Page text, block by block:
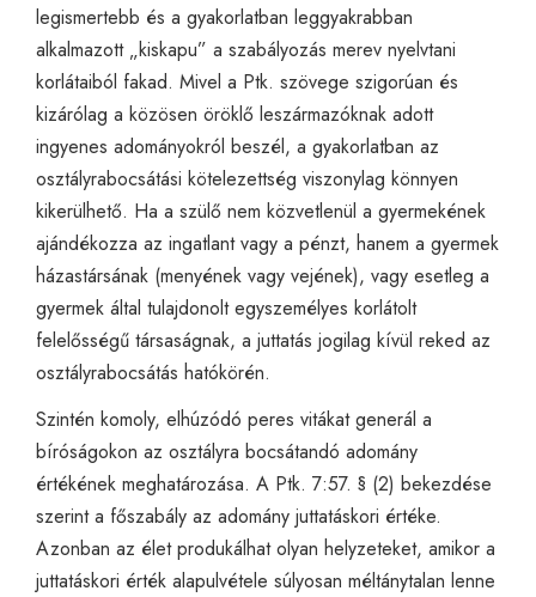
legismertebb és a gyakorlatban leggyakrabban
alkalmazott „kiskapu” a szabályozás merev nyelvtani
korlátaiból fakad. Mivel a Ptk. szövege szigorúan és
kizárólag a közösen öröklő leszármazóknak adott
ingyenes adományokról beszél, a gyakorlatban az
osztályrabocsátási kötelezettség viszonylag könnyen
kikerülhető. Ha a szülő nem közvetlenül a gyermekének
ajándékozza az ingatlant vagy a pénzt, hanem a gyermek
házastársának (menyének vagy vejének), vagy esetleg a
gyermek által tulajdonolt egyszemélyes korlátolt
felelősségű társaságnak, a juttatás jogilag kívül reked az
osztályrabocsátás hatókörén.
Szintén komoly, elhúzódó peres vitákat generál a
bíróságokon az osztályra bocsátandó adomány
értékének meghatározása. A Ptk. 7:57. § (2) bekezdése
szerint a főszabály az adomány juttatáskori értéke.
Azonban az élet produkálhat olyan helyzeteket, amikor a
juttatáskori érték alapulvétele súlyosan méltánytalan lenne